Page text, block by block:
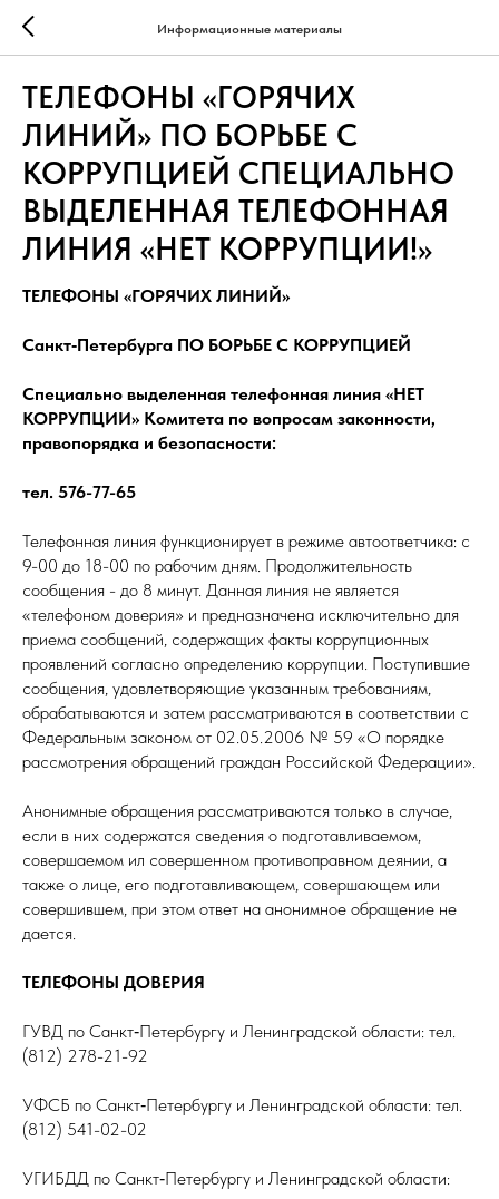
Информационные материалы
ТЕЛЕФОНЫ «ГОРЯЧИХ
ЛИНИЙ» ПО БОРЬБЕ С
КОРРУПЦИЕЙ СПЕЦИАЛЬНО
ВЫДЕЛЕННАЯ ТЕЛЕФОННАЯ
ЛИНИЯ «НЕТ КОРРУПЦИИ!»
ТЕЛЕФОНЫ «ГОРЯЧИХ ЛИНИЙ»
Санкт‑Петербурга ПО БОРЬБЕ С КОРРУПЦИЕЙ
Специально выделенная телефонная линия «НЕТ
КОРРУПЦИИ» Комитета по вопросам законности,
правопорядка и безопасности:
тел. 576-77-65
Телефонная линия функционирует в режиме автоответчика: с
9-00 до 18-00 по рабочим дням. Продолжительность
сообщения - до 8 минут. Данная линия не является
«телефоном доверия» и предназначена исключительно для
приема сообщений, содержащих факты коррупционных
проявлений согласно определению коррупции. Поступившие
сообщения, удовлетворяющие указанным требованиям,
обрабатываются и затем рассматриваются в соответствии с
Федеральным законом от 02.05.2006 № 59 «О порядке
рассмотрения обращений граждан Российской Федерации».
Анонимные обращения рассматриваются только в случае,
если в них содержатся сведения о подготавливаемом,
совершаемом ил совершенном противоправном деянии, а
также о лице, его подготавливающем, совершающем или
совершившем, при этом ответ на анонимное обращение не
дается.
ТЕЛЕФОНЫ ДОВЕРИЯ
ГУВД по Санкт‑Петербургу и Ленинградской области: тел.
(812) 278-21-92
УФСБ по Санкт‑Петербургу и Ленинградской области: тел.
(812) 541-02-02
УГИБДД по Санкт‑Петербургу и Ленинградской области: